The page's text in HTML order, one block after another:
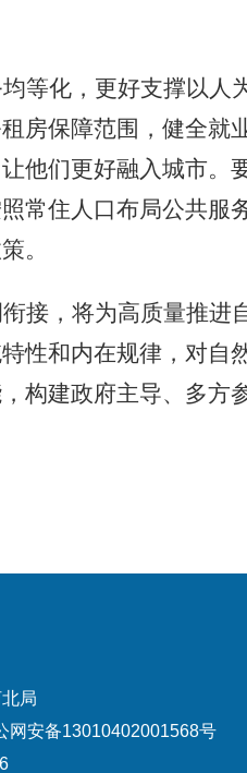
等化，更好支撑以人
房保障范围，健全就
他们更好融入城市。
常住人口布局公共服
。
接，将为高质量推进
性和内在规律，对自
构建政府主导、多方
局
网安备13010402001568号